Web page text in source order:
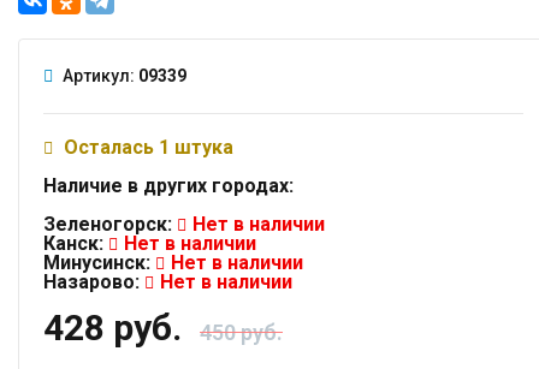
Артикул: 09339
Осталась 1 штука
Наличие в других городах:
Зеленогорск:
Нет в наличии
Канск:
Нет в наличии
Минусинск:
Нет в наличии
Назарово:
Нет в наличии
428 руб. 450 руб.